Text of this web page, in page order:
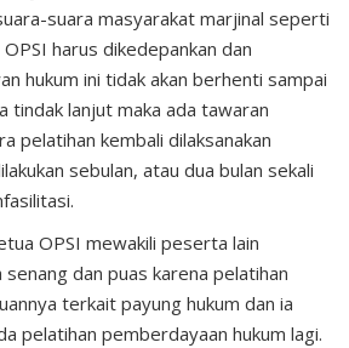
suara masyarakat marjinal seperti
harus dikedepankan dan
hukum ini tidak akan berhenti sampai
tindak lanjut maka ada tawaran
pelatihan kembali dilaksanakan
sebulan, atau dua bulan sekali
OPSI mewakili peserta lain
dan puas karena pelatihan
terkait payung hukum dan ia
pelatihan pemberdayaan hukum lagi.